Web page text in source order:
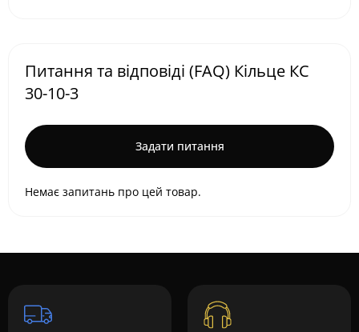
Питання та відповіді (FAQ) Кільце КС
30-10-3
Задати питання
Немає запитань про цей товар.